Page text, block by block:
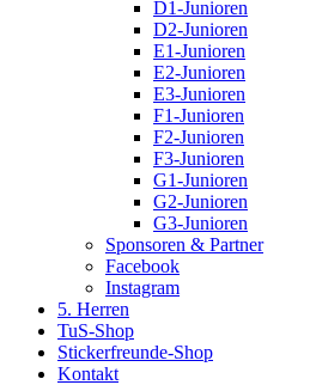
D1-Junioren
D2-Junioren
E1-Junioren
E2-Junioren
E3-Junioren
F1-Junioren
F2-Junioren
F3-Junioren
G1-Junioren
G2-Junioren
G3-Junioren
Sponsoren & Partner
Facebook
Instagram
5. Herren
TuS-Shop
Stickerfreunde-Shop
Kontakt